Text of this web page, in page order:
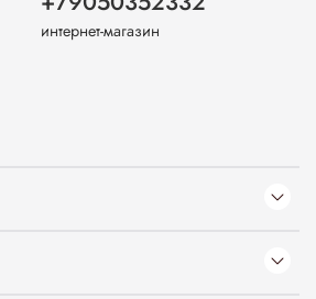
интернет-магазин